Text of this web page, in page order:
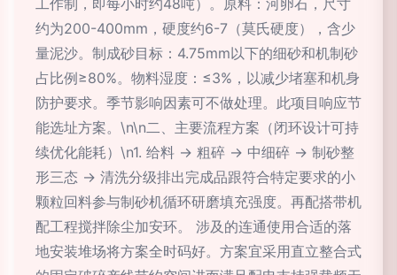
工作制，即每小时约48吨）。原料：河卵石，尺寸
约为200-400mm，硬度约6-7（莫氏硬度），含少
量泥沙。制成砂目标：4.75mm以下的细砂和机制砂
占比例≥80%。物料湿度：≤3%，以减少堵塞和机身
防护要求。季节影响因素可不做处理。此项目响应节
能选址方案。\n\n二、主要流程方案（闭环设计可持
续优化能耗）\n1. 给料 → 粗碎 → 中细碎 → 制砂整
形三态 → 清洗分级排出完成品跟符合特定要求的小
颗粒回料参与制砂机循环研磨填充强度。再配搭带机
配工程搅拌除尘加安环。 涉及的连通使用合适的落
地安装堆场将方案全时码好。方案宜采用直立整合式